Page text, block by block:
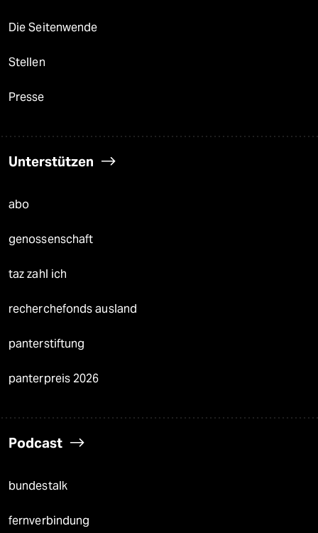
Die Seitenwende
Stellen
Presse
Unterstützen
abo
genossenschaft
taz zahl ich
recherchefonds ausland
panterstiftung
panterpreis 2026
Podcast
bundestalk
fernverbindung